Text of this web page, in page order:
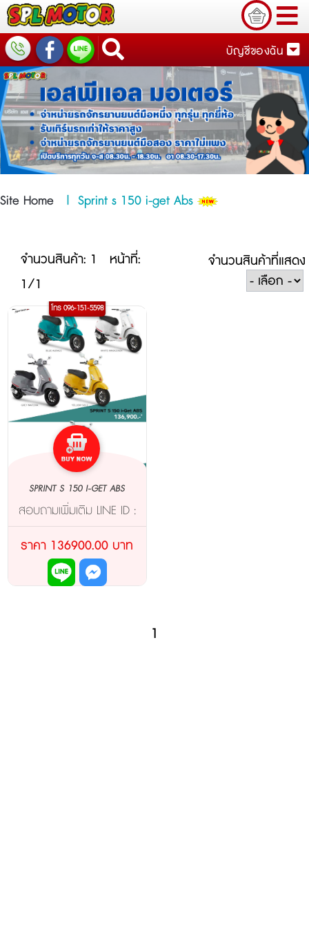
บัญชีของฉัน
Site Home | Sprint s 150 i-get Abs
จำนวนสินค้า: 1
หน้าที่:
1/1
จำนวนสินค้าที่แสดง
โทร 096-151-5598
SPRINT S 150 I-GET ABS
สอบถามเพิ่มเติม LINE ID :
@SPLMOTOR (มี@ด้าน
หน้า)
ราคา 136900.00 บาท
1